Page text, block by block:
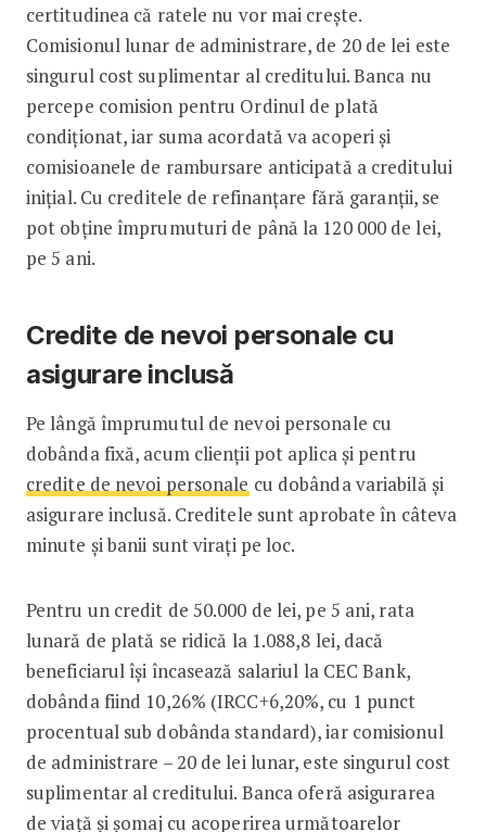
certitudinea că ratele nu vor mai crește.
Comisionul lunar de administrare, de 20 de lei este
singurul cost suplimentar al creditului. Banca nu
percepe comision pentru Ordinul de plată
condiționat, iar suma acordată va acoperi și
comisioanele de rambursare anticipată a creditului
inițial. Cu creditele de refinanțare fără garanții, se
pot obține împrumuturi de până la 120 000 de lei,
pe 5 ani.
Credite de nevoi personale cu
asigurare inclusă
Pe lângă împrumutul de nevoi personale cu
dobânda fixă, acum clienții pot aplica și pentru
credite de nevoi personale cu dobânda variabilă și
asigurare inclusă. Creditele sunt aprobate în câteva
minute și banii sunt virați pe loc.
Pentru un credit de 50.000 de lei, pe 5 ani, rata
lunară de plată se ridică la 1.088,8 lei, dacă
beneficiarul își încasează salariul la CEC Bank,
dobânda fiind 10,26% (IRCC+6,20%, cu 1 punct
procentual sub dobânda standard), iar comisionul
de administrare – 20 de lei lunar, este singurul cost
suplimentar al creditului. Banca oferă asigurarea
de viață și șomaj cu acoperirea următoarelor